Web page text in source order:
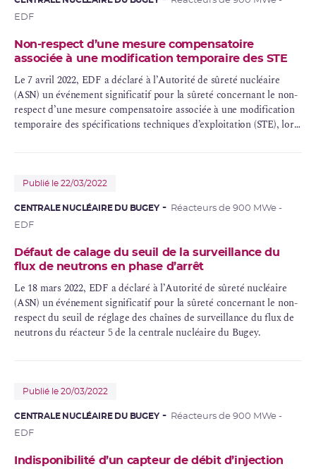
EDF
Non-respect d’une mesure compensatoire
associée à une modification temporaire des STE
Le 7 avril 2022, EDF a déclaré à l’Autorité de sûreté nucléaire
(ASN) unévénement significatifpour la sûreté concernant le non-
respect d’une mesure compensatoire associée à une modification
temporaire des spécifications techniques d’exploitation (STE), lors
Publié le 22/03/2022
CENTRALE NUCLÉAIRE DU BUGEY
Réacteurs de 900 MWe -
EDF
Défaut de calage du seuil de la surveillance du
flux de neutrons en phase d’arrêt
Le 18 mars 2022, EDF a déclaré à l’Autorité de sûreté nucléaire
(ASN) un événement significatif pour la sûreté concernant le non-
respect du seuil de réglage des chaînes de surveillance du flux de
neutrons du réacteur 5 de la centrale nucléaire du Bugey.
Publié le 20/03/2022
CENTRALE NUCLÉAIRE DU BUGEY
Réacteurs de 900 MWe -
EDF
Indisponibilité d’un capteur de débit d’injection